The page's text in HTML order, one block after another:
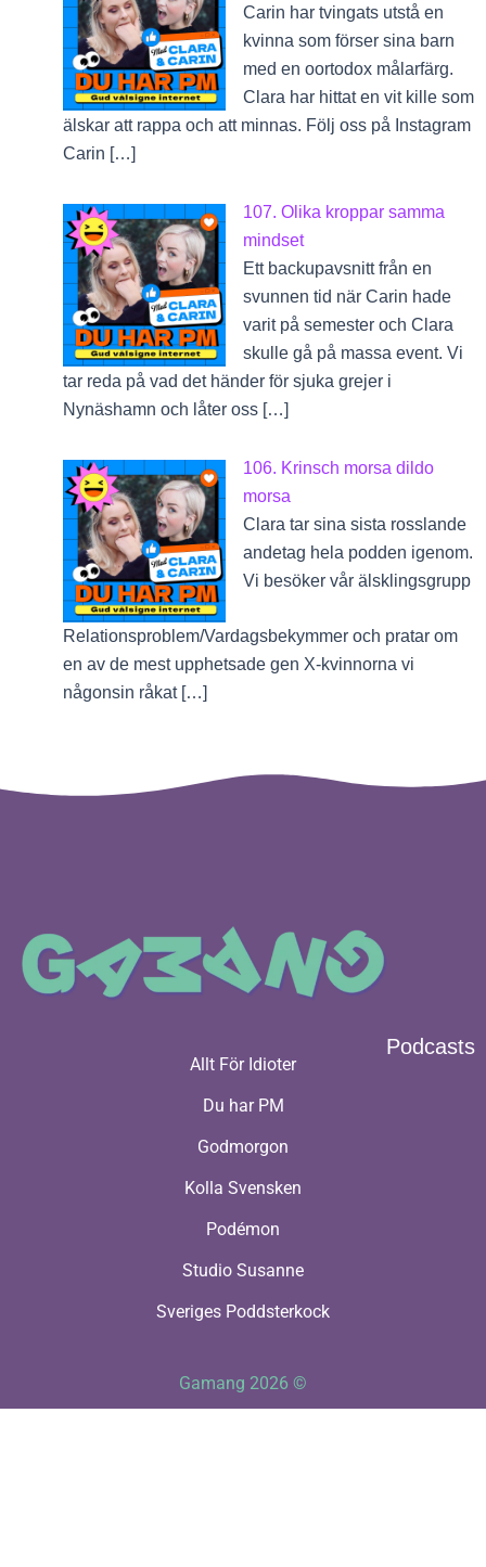
Carin har tvingats utstå en
kvinna som förser sina barn
med en oortodox målarfärg.
Clara har hittat en vit kille som
älskar att rappa och att minnas. Följ oss på Instagram
Carin […]
107. Olika kroppar samma
mindset
Ett backupavsnitt från en
svunnen tid när Carin hade
varit på semester och Clara
skulle gå på massa event. Vi
tar reda på vad det händer för sjuka grejer i
Nynäshamn och låter oss […]
106. Krinsch morsa dildo
morsa
Clara tar sina sista rosslande
andetag hela podden igenom.
Vi besöker vår älsklingsgrupp
Relationsproblem/Vardagsbekymmer och pratar om
en av de mest upphetsade gen X-kvinnorna vi
någonsin råkat […]
Podcasts
Allt För Idioter
Du har PM
Godmorgon
Kolla Svensken
Podémon
Studio Susanne
Sveriges Poddsterkock
Gamang 2026 ©